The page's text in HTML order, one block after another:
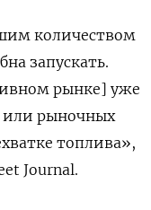
количеством
запускать.
рынке] уже
или рыночных
топлива»,
Journal.